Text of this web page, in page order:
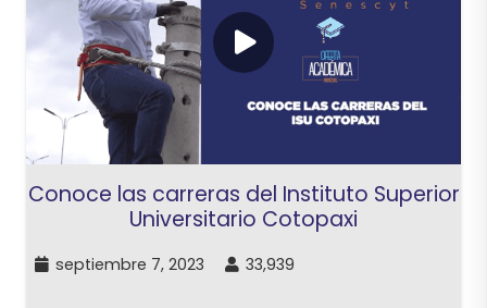
Conoce las carreras del Instituto Superior
Universitario Cotopaxi
septiembre 7, 2023 33,939